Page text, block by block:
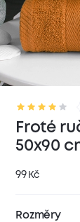
Froté
50x90
99 Kč
Rozměry